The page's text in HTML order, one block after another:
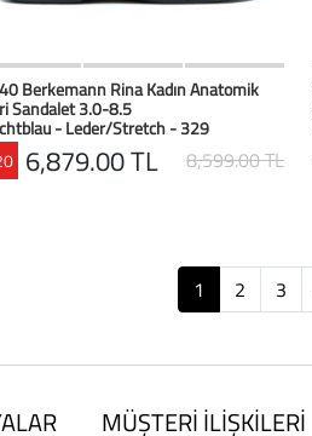
HIZLI BAK Favorilerim
Berkemann Rina Kadın Anatomik
Sandalet 3.0-8.5
- Leder/Stretch - 329
6,879.00 TL 8,599.00 TL
1 2 3
MÜŞTERİ İLİŞKİLERİ